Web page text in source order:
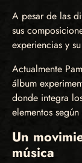
A pesar de las
sus
experiencias y
Actualmente
álbum
donde integra
elementos
Un
música